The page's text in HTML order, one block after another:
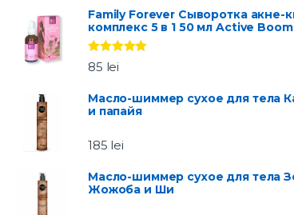
Family Forever Сыворотка акне-киллер
комплекс 5 в 1 50 мл Active Boom
Оценка
из 5
85 lei
Масло-шиммер сухое для тела Карамель
и папайя
185 lei
Масло-шиммер сухое для тела Золото
Жожоба и Ши